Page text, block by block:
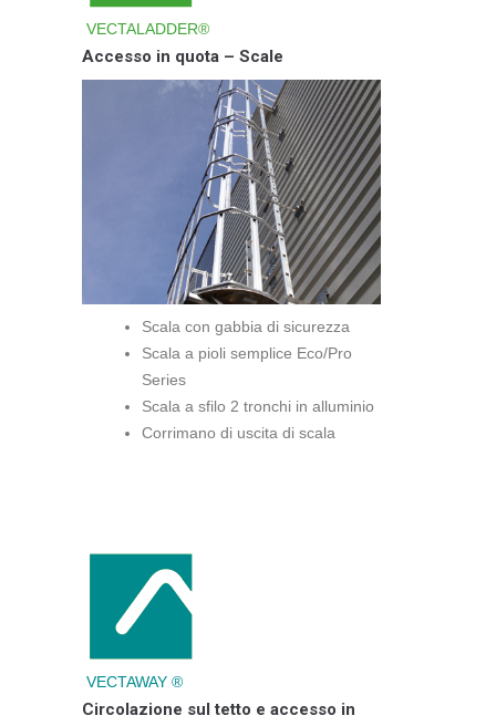
VECTALADDER®
Accesso in quota – Scale
Scala con gabbia di sicurezza
Scala a pioli semplice Eco/Pro
Series
Scala a sfilo 2 tronchi in alluminio
Corrimano di uscita di scala
VECTAWAY ®
Circolazione sul tetto e accesso in